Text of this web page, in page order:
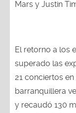
Mars y Justin
El retorno a los
superado las
21 conciertos
barranquillera
y recaudó 130